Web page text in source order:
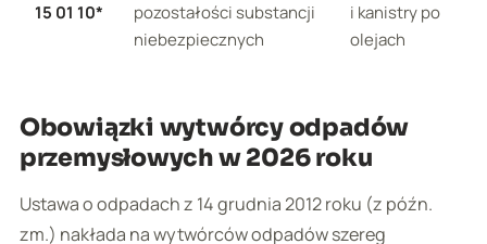
15 01 10*
pozostałości substancji
niebezpiecznych
i kanistry po
olejach
Obowiązki wytwórcy odpadów
przemysłowych w 2026 roku
Ustawa o odpadach z 14 grudnia 2012 roku (z późn.
zm.) nakłada na wytwórców odpadów szereg